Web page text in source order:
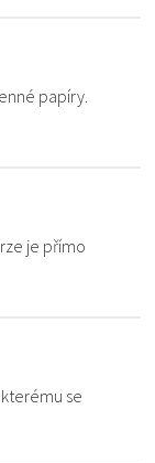
papíry.
je přímo
se